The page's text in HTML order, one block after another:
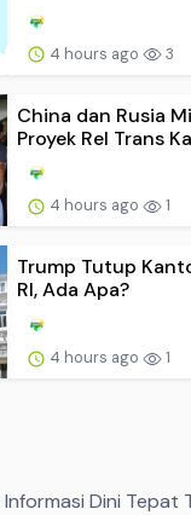
4 hours ago 3
China dan Rusia
Proyek Rel Trans
4 hours ago 1
Trump Tutup
RI, Ada Apa?
4 hours ago 1
Dini Tepat